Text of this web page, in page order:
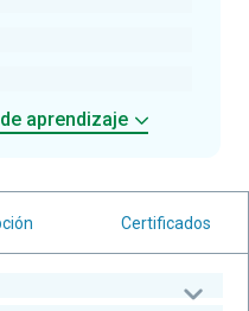
aprendizaje
Certificados